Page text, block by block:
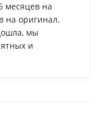
месяцев на
на оригинал.
мы
и